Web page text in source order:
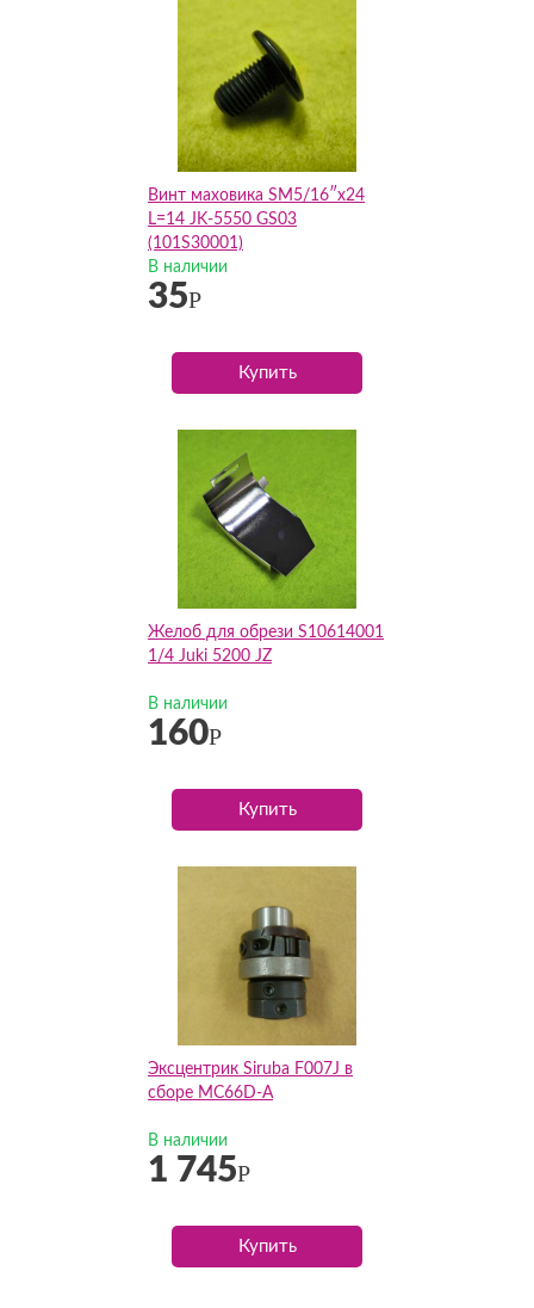
Винт маховика SM5/16″x24
L=14 JK-5550 GS03
(101S30001)
В наличии
35Р
Купить
Желоб для обрези S10614001
1/4 Juki 5200 JZ
В наличии
160Р
Купить
Эксцентрик Siruba F007J в
сборе MC66D-A
В наличии
1 745Р
Купить